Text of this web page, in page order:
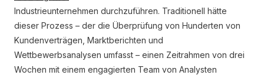
Industrieunternehmen durchzuführen. Traditionell hätte
dieser Prozess – der die Überprüfung von Hunderten von
Kundenverträgen, Marktberichten und
Wettbewerbsanalysen umfasst – einen Zeitrahmen von drei
Wochen mit einem engagierten Team von Analysten